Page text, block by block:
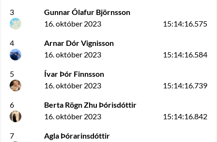
3
Gunnar Ólafur Björnsson
16. október 2023
15:14:16.575
4
Arnar Dór Vignisson
16. október 2023
15:14:16.584
5
Ívar Þór Finnsson
16. október 2023
15:14:16.739
6
Berta Rögn Zhu Þórisdóttir
16. október 2023
15:14:16.842
7
Agla Þórarinsdóttir